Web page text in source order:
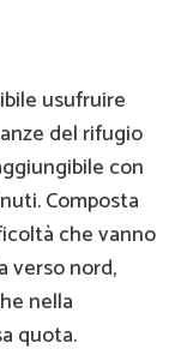
usufruire
del rifugio
con
Composta
che vanno
verso nord,
nella
quota.